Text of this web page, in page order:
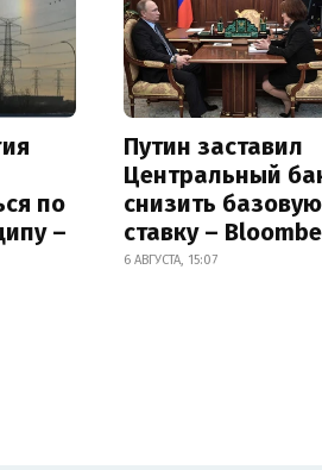
по
–
Путин заставил
Центральный
снизить базовую
ставку –
6 АВГУСТА, 15:07